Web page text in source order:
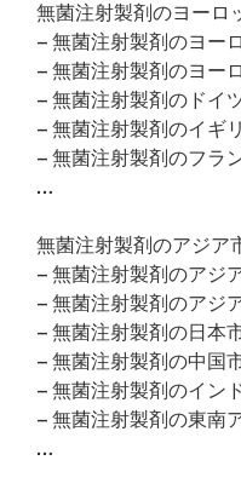
無菌注射製剤のヨーロ
– 無菌注射製剤のヨー
– 無菌注射製剤のヨー
– 無菌注射製剤のドイ
– 無菌注射製剤のイギ
– 無菌注射製剤のフラ
…
無菌注射製剤のアジア
– 無菌注射製剤のアジ
– 無菌注射製剤のアジ
– 無菌注射製剤の日本
– 無菌注射製剤の中国
– 無菌注射製剤のイン
– 無菌注射製剤の東南
…